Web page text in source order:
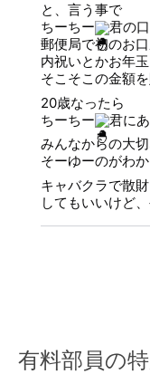
と、言う事で
ちーちー
君の
郵便局で初のお
内祝いとかお年
そこそこの金額
20歳なったら
ちーちー
君に
みんなからの大
そーゆーのがわ
キャバクラで散
してもいいけど
有料部員の